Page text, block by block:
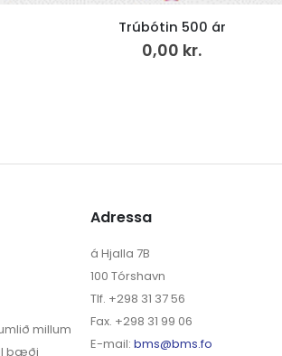
Stjørnuløtur – kærleikin gloymir ei
285,00kr.
millum
bæði
Adressa
á Hjalla 7B
100 Tórshavn
Tlf. +298 31 37 56
Fax. +298 31 99 06
E-mail: bms@bms.fo